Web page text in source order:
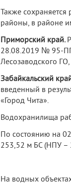
Также
районы, в районе
Приморский край.
28.08.2019 № 95-
Лесозаводского
Забайкальский
введенный в
«Город Чита».
Водохранилища
По состоянию на
253,52 м БС (НПУ –
На водных